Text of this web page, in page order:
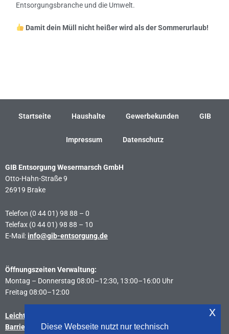
Entsorgungsbranche und die Umwelt.
Damit dein Müll nicht heißer wird als der Sommerurlaub!
Startseite Haushalte Gewerbekunden GIB
Impressum Datenschutz
GIB Entsorgung Wesermarsch GmbH
Otto-Hahn-Straße 9
26919 Brake
Telefon (0 44 01) 98 88 – 0
Telefax (0 44 01) 98 88 – 10
E-Mail: info@gib-entsorgung.de
Öffnungszeiten Verwaltung:
Montag – Donnerstag 08:00–12:30, 13:00–16:00 Uhr
Freitag 08:00–12:00
Leichte Sprache
Barrierefreiheitserklärung
Diese Webseite nutzt nur technisch
x